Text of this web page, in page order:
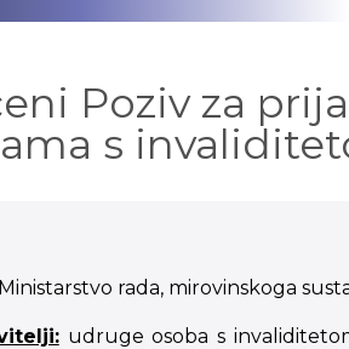
Poziv za
s
Ministarstvo rada, mirovinskoga
udruge osoba s